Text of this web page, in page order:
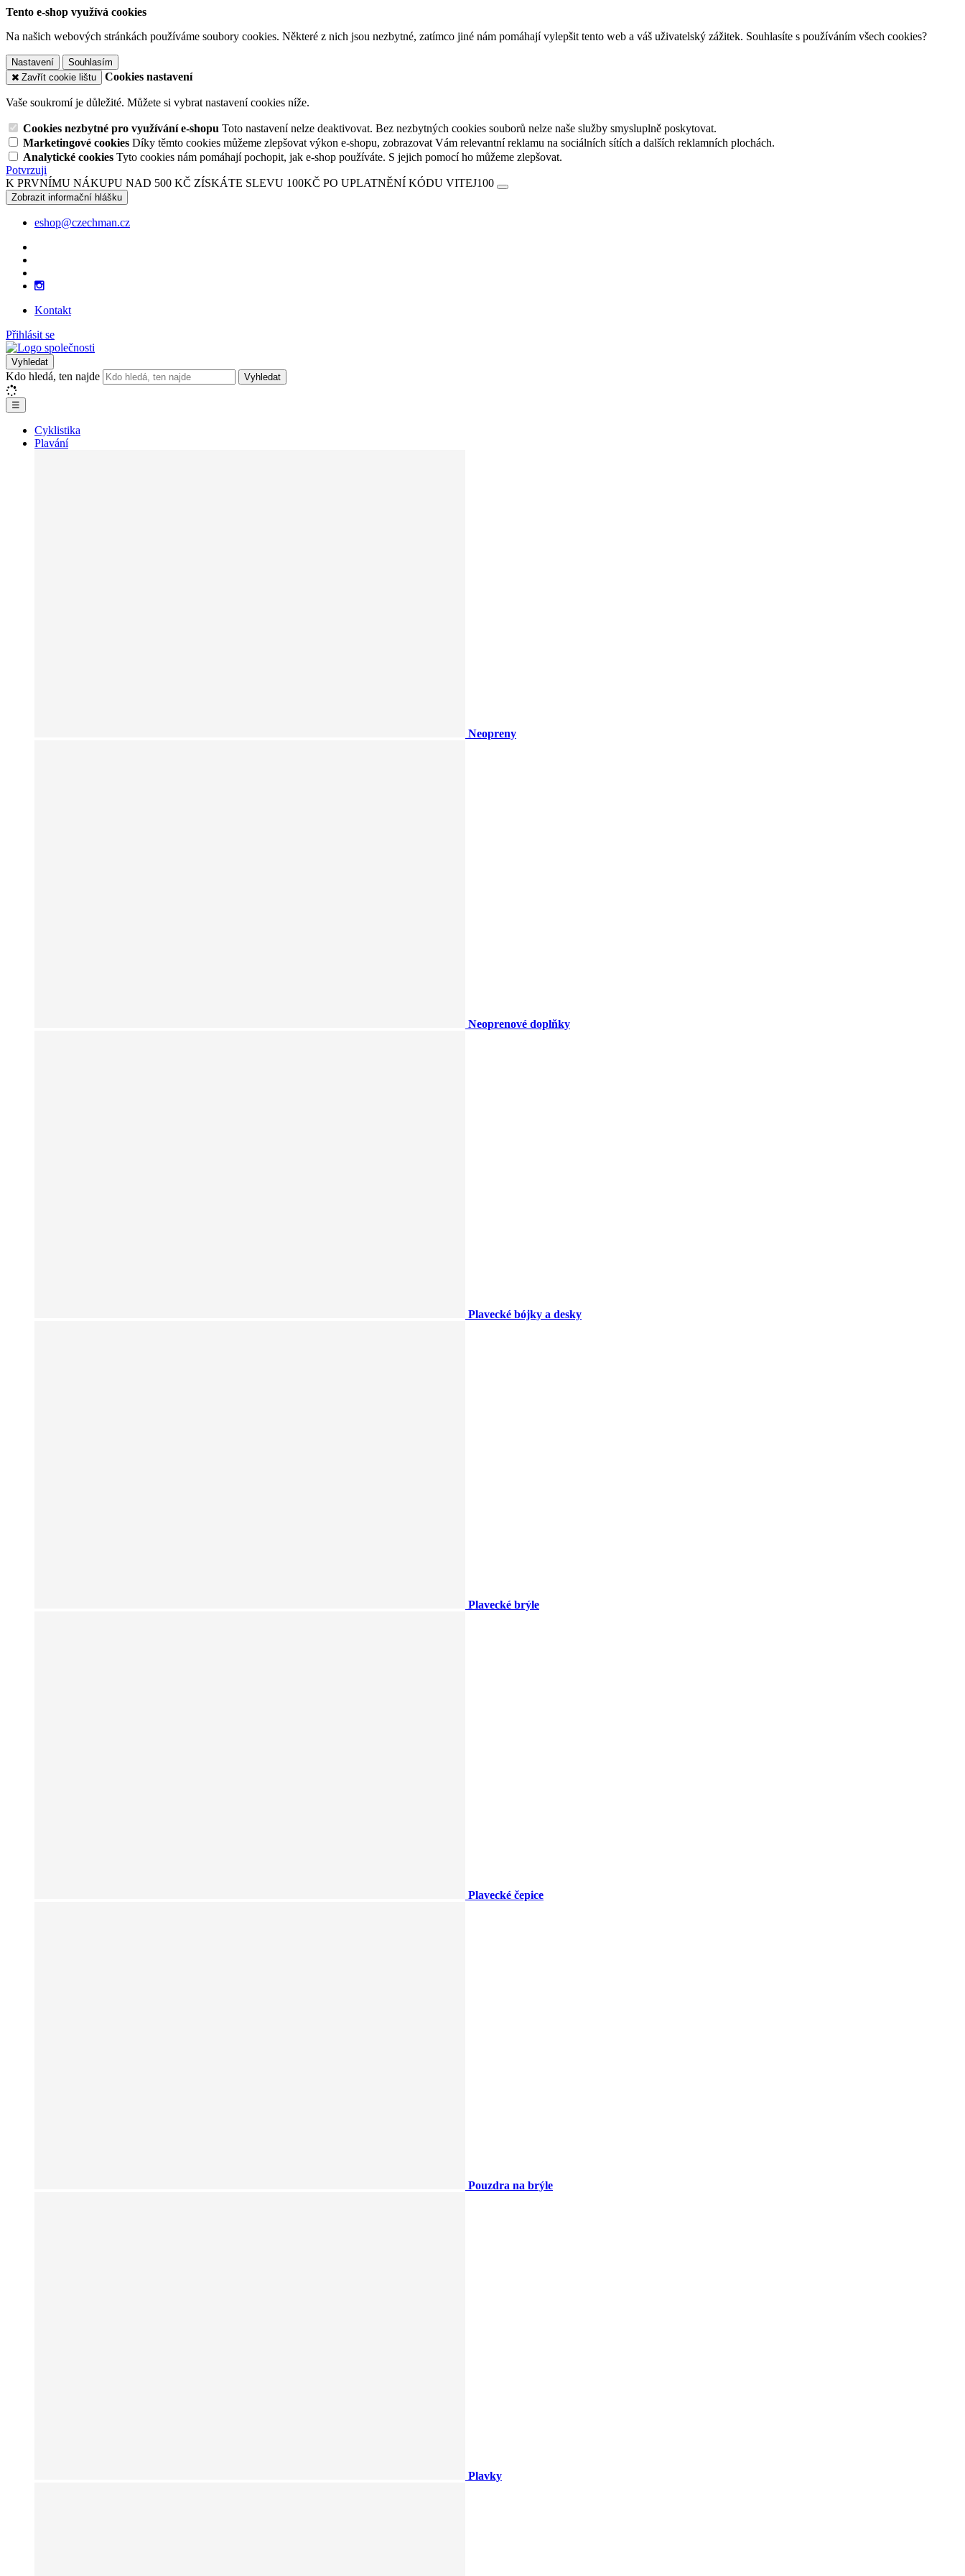
Tento e-shop využívá cookies
Na našich webových stránkách používáme soubory cookies. Některé z nich jsou nezbytné, zatímco jiné nám pomáhají vylepšit tento web a váš uživatelský zážitek. Souhlasíte s používáním všech cookies?
Nastavení
Souhlasím
Zavřít cookie lištu
Cookies nastavení
Vaše soukromí je důležité. Můžete si vybrat nastavení cookies níže.
Cookies nezbytné pro využívání e-shopu Toto nastavení nelze deaktivovat. Bez nezbytných cookies souborů nelze naše služby smysluplně poskytovat.
Marketingové cookies Díky těmto cookies můžeme zlepšovat výkon e-shopu, zobrazovat Vám relevantní reklamu na sociálních sítích a dalších reklamních plochách.
Analytické cookies Tyto cookies nám pomáhají pochopit, jak e-shop používáte. S jejich pomocí ho můžeme zlepšovat.
Potvrzuji
K PRVNÍMU NÁKUPU NAD 500 KČ ZÍSKÁTE SLEVU 100KČ PO UPLATNĚNÍ KÓDU VITEJ100
Zobrazit informační hlášku
eshop@czechman.cz
Kontakt
Přihlásit se
Vyhledat
Kdo hledá, ten najde Vyhledat
☰
Cyklistika
Plavání
Neopreny
Neoprenové doplňky
Plavecké bójky a desky
Plavecké brýle
Plavecké čepice
Pouzdra na brýle
Plavky